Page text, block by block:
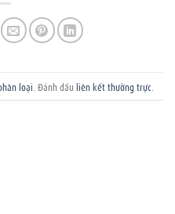
loại . Đánh dấu liên kết thường trực